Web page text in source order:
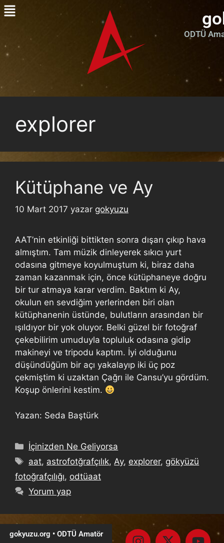
ODTÜ
explorer
Kütüphane ve Ay
10 Mart 2017 yazar gokyuzu
AAT’nin etkinliği bittikten sonra dışarı çıkıp hava
almıştım. Tam müzik dinleyerek sıkıcı yurt
odasına gitmeye koyulmuştum ki, biraz daha
zaman kazanmak için, önce kütüphaneye doğru
bir tur atmaya karar verdim. Baktım ki Ay,
okulun en sevdiğim yerlerinden biri olan
kütüphanenin üstünde, bulutların arasından bir
ışıldıyor bir yok oluyor. Belki güzel bir fotoğraf
çekebilirim umuduyla topluluk odasına gidip
makineyi ve tripodu kaptım. İyi olduğunu
düşündüğüm bir açı yakalayıp iki üç poz
çekmiştim ki uzaktan Çağrı ile Cansu’yu gördüm.
Koşup önlerini kestim.
Yazan: Seda Baştürk
İçinizden Ne Geliyorsa
aat, astrofotğrafçılık, Ay, explorer, gökyüzü
fotoğrafçılığı, odtüaat
Yorum yap
gokyuzu.org • ODTÜ Amatör